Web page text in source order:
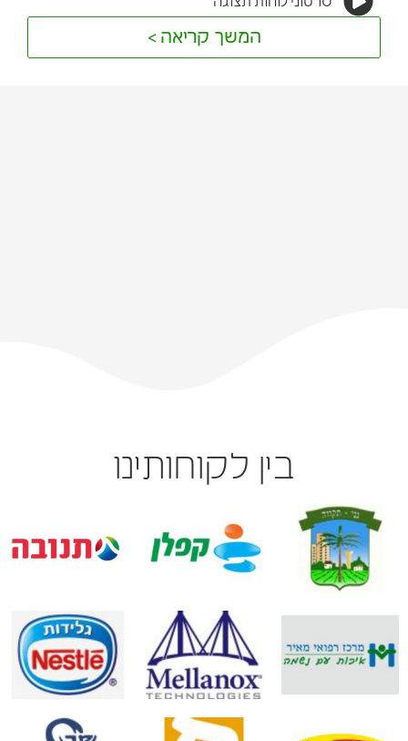
המשך קריאה >
בין לקוחותינו